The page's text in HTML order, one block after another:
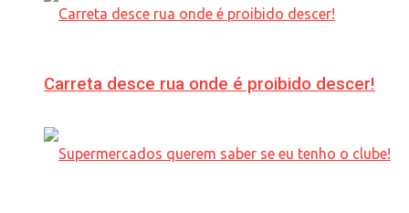
Carreta desce rua onde é proibido descer!